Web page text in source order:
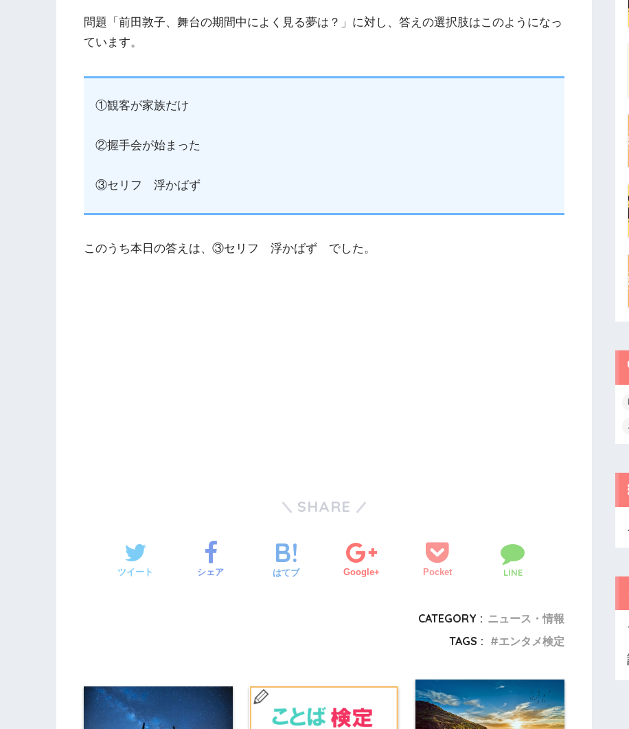
問題「前田敦子、舞台の期間中によく見る夢は？」に対し、答えの選択肢はこのようになっ
ています。
①観客が家族だけ
②握手会が始まった
③セリフ 浮かばず
このうち本日の答えは、③セリフ 浮かばず でした。
SHARE
ツイート シェア はてブ Google+ Pocket LINE
CATEGORY : ニュース・情報
TAGS :
エンタメ検定